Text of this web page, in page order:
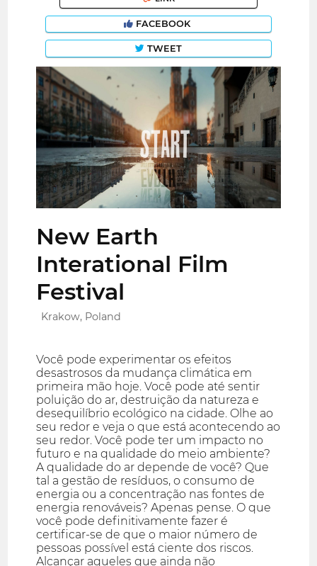
FACEBOOK
TWEET
New Earth
Interational Film
Festival
Krakow, Poland
Você pode experimentar os efeitos
desastrosos da mudança climática em
primeira mão hoje. Você pode até sentir
poluição do ar, destruição da natureza e
desequilíbrio ecológico na cidade. Olhe ao
seu redor e veja o que está acontecendo ao
seu redor. Você pode ter um impacto no
futuro e na qualidade do meio ambiente?
A qualidade do ar depende de você? Que
tal a gestão de resíduos, o consumo de
energia ou a concentração nas fontes de
energia renováveis? Apenas pense. O que
você pode definitivamente fazer é
certificar-se de que o maior número de
pessoas possível está ciente dos riscos.
Alcançar aqueles que ainda não